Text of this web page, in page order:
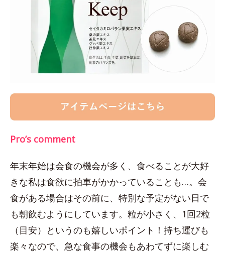
Pro’s comment
年末年始は会食の機会が多く、食べることが大好
きな私は食欲に拍車がかかっていることも…。会
食がある場合はその前に、特別な予定がない日で
も朝飲むようにしています。粒が小さく、1回2粒
（目安）というのも嬉しいポイント！持ち運びも
楽々なので、急な食事の機会もあわてずに楽しむ